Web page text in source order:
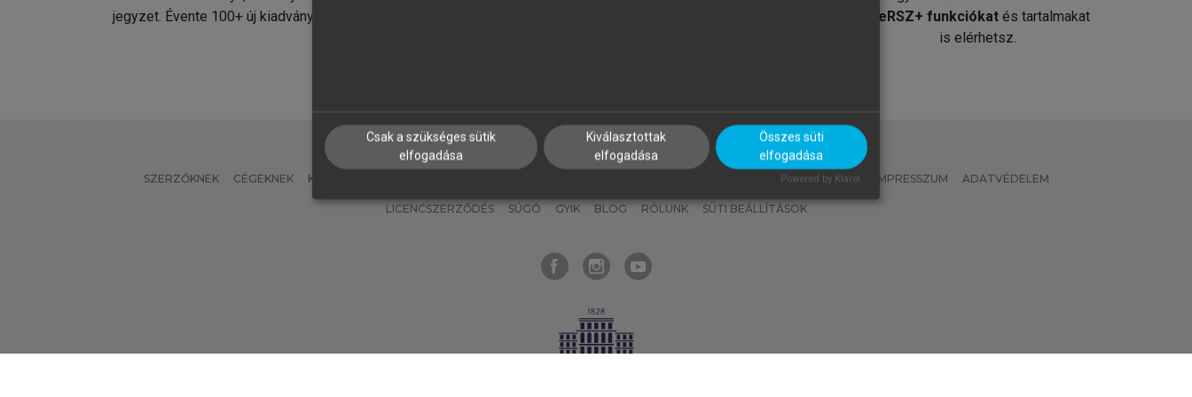
jegyzet. Évente 100+ új kiadvány.
MeRSZ+ funkciókat és tartalmakat
is elérhetsz.
SZERZŐKNEK CÉGEKNEK KÖNYVTÁROSOKNAK MI – ÁLTALÁNOS IRÁNYELVEK IMPRESSZUM ADATVÉDELEM
LICENCSZERZŐDÉS SÚGÓ GYIK BLOG RÓLUNK SÜTI BEÁLLÍTÁSOK
Csak a szükséges sütik
elfogadása
Kiválasztottak
elfogadása
Összes süti
elfogadása
Powered by Klaro!